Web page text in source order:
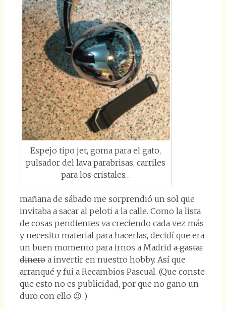
Espejo tipo jet, goma para el gato,
pulsador del lava parabrisas, carriles
para los cristales…
mañana de sábado me sorprendió un sol que
invitaba a sacar al peloti a la calle. Como la lista
de cosas pendientes va creciendo cada vez más
y necesito material para hacerlas, decidí que era
un buen momento para irnos a Madrid a gastar
dineroa invertir en nuestro hobby. Así que
arranqué y fui a Recambios Pascual. (Que conste
que esto no es publicidad, por que no gano un
duro con ello 😉 )